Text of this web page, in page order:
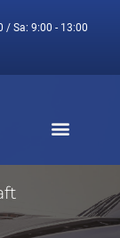
/ Sa: 9:00 - 13:00